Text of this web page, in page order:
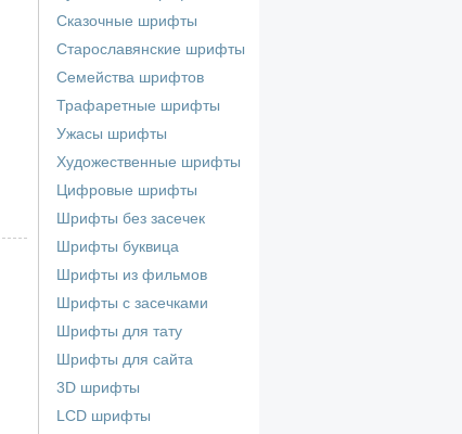
Сказочные шрифты
Старославянские шрифты
Семейства шрифтов
Трафаретные шрифты
Ужасы шрифты
Художественные шрифты
Цифровые шрифты
Шрифты без засечек
Шрифты буквица
Шрифты из фильмов
Шрифты с засечками
Шрифты для тату
Шрифты для сайта
3D шрифты
LCD шрифты